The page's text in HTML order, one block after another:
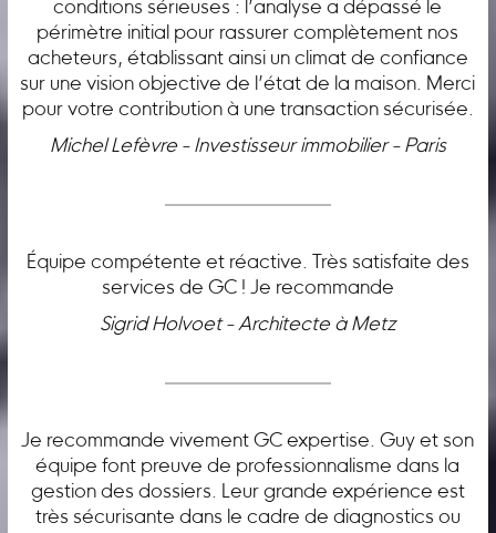
conditions sérieuses : l’analyse a dépassé le
périmètre initial pour rassurer complètement nos
acheteurs, établissant ainsi un climat de confiance
sur une vision objective de l’état de la maison. Merci
pour votre contribution à une transaction sécurisée.
Michel Lefèvre - Investisseur immobilier - Paris
Équipe compétente et réactive. Très satisfaite des
services de GC ! Je recommande
Sigrid Holvoet - Architecte à Metz
Je recommande vivement GC expertise. Guy et son
équipe font preuve de professionnalisme dans la
gestion des dossiers. Leur grande expérience est
très sécurisante dans le cadre de diagnostics ou